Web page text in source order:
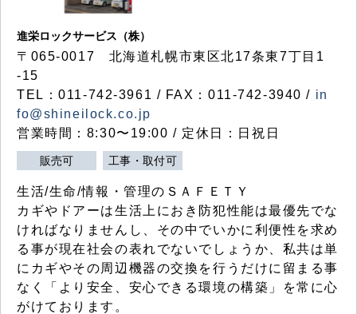
進栄ロックサービス（株）
〒065-0017 北海道札幌市東区北17条東7丁目1
-15
TEL：011-742-3961 / FAX：011-742-3940 / in
fo@shineilock.co.jp
営業時間：8:30〜19:00 / 定休日：日祝日
販売可 工事・取付可
生活/生命/情報・管理のＳＡＦＥＴＹ
カギやドアーは生活上におき防犯性能は最優先でな
ければなりませんし、その中でいかに利便性を求め
る事が現在社会の表れでないでしょうか、私共は単
にカギやその周辺機器の交換を行うだけに留まる事
なく「より安全、安心できる環境の構築」を常に心
がけております。